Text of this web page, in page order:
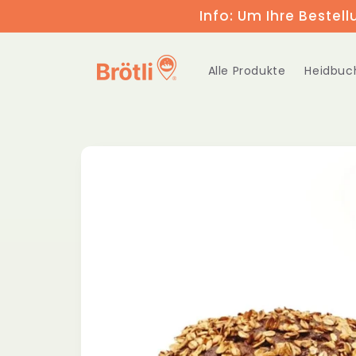
Inhalt
Info: Um Ihre
Alle Produkte